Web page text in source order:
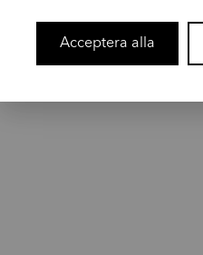
Acceptera alla